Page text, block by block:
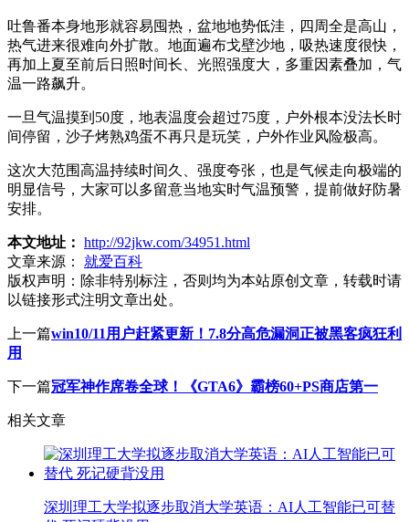
吐鲁番本身地形就容易囤热，盆地地势低洼，四周全是高山，
热气进来很难向外扩散。地面遍布戈壁沙地，吸热速度很快，
再加上夏至前后日照时间长、光照强度大，多重因素叠加，气
温一路飙升。
一旦气温摸到50度，地表温度会超过75度，户外根本没法长时
间停留，沙子烤熟鸡蛋不再只是玩笑，户外作业风险极高。
这次大范围高温持续时间久、强度夸张，也是气候走向极端的
明显信号，大家可以多留意当地实时气温预警，提前做好防暑
安排。
本文地址： http://92jkw.com/34951.html
文章来源：
就爱百科
版权声明： 除非特别标注，否则均为本站原创文章，转载时请
以链接形式注明文章出处。
上一篇win10/11用户赶紧更新！7.8分高危漏洞正被黑客疯狂利
用
下一篇冠军神作席卷全球！《GTA6》霸榜60+PS商店第一
相关文章
深圳理工大学拟逐步取消大学英语：AI人工智能已可替